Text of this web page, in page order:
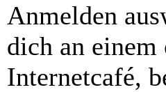
Anmelden
dich an
Internetcafé,